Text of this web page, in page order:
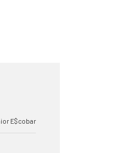
E$cobar